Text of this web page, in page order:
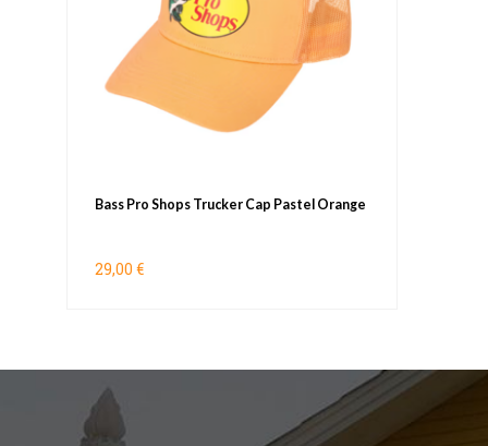
Bass Pro Shops Trucker Cap Pastel Orange
29,00 €